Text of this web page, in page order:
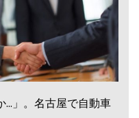
…」。名古屋で自動車